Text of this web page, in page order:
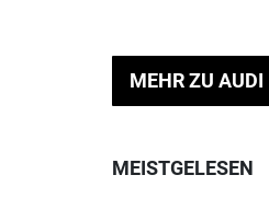
MEHR ZU AUDI
MEISTGELESEN